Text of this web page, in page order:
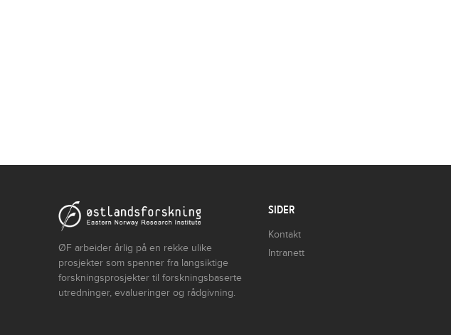
ØF arbeider årlig på en rekke ulike
prosjekter som spenner fra langsiktige
forskningsprosjekter til forskningsbaserte
utredninger, evalueringer og rådgivning.
SIDER
Kontakt
Intranett